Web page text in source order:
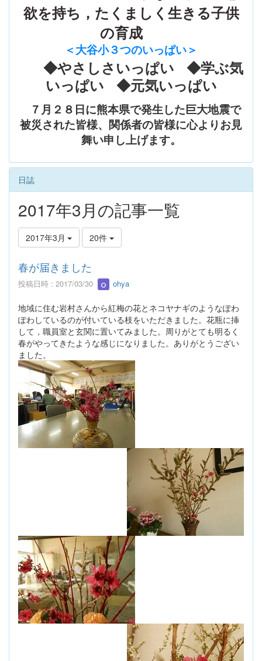
欲を持ち，たくましく生きる子供
の育成
＜大谷小３つのいっぱい＞
◆やさしさいっぱい ◆学ぶ気
いっぱい ◆元気いっぱい
７月２８日に熊本県で発生した巨大地震で
被災された皆様、関係者の皆様に心よりお見
舞い申し上げます。
日誌
2017年3月の記事一覧
2017年3月 20件
春が届きました
投稿日時 : 2017/03/30 ohya
地域に住む岩村さんから紅梅の花とネコヤナギのようなぽわ
ぽわしているのが付いている枝をいただきました。花瓶に挿
して，職員室と玄関に置いてみました。周りがとても明るく
春がやってきたような感じになりました。ありがとうござい
ました。